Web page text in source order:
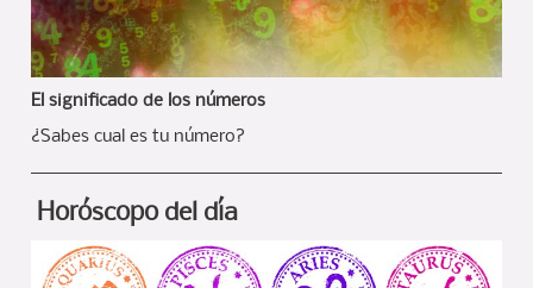
El significado de los números
¿Sabes cual es tu número?
Horóscopo del día